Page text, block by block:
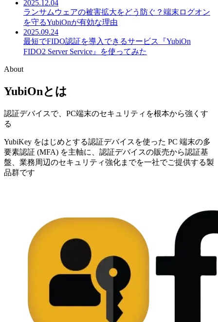
2025.12.04
ランサムウェアの被害拡大をどう防ぐ？端末ログオン
を守るYubiOnが有効な理由
2025.09.24
最短でFIDO認証を導入できるサービス『YubiOn
FIDO2 Server Service』を使ってみた
About
YubiOnとは
認証デバイスで、PC端末のセキュリティを根本から強くす
る
YubiKey をはじめとする認証デバイスを使った PC 端末の多
要素認証 (MFA) を主軸に、認証デバイスの販売から認証基
盤、業務周辺のセキュリティ強化までを一社でご提供する製
品群です